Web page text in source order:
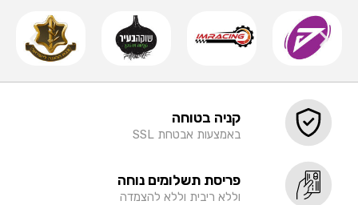
קניה בטוחה
באמצעות אבטחת SSL
פריסת תשלומים נוחה
וללא ריבית וללא להצמדה